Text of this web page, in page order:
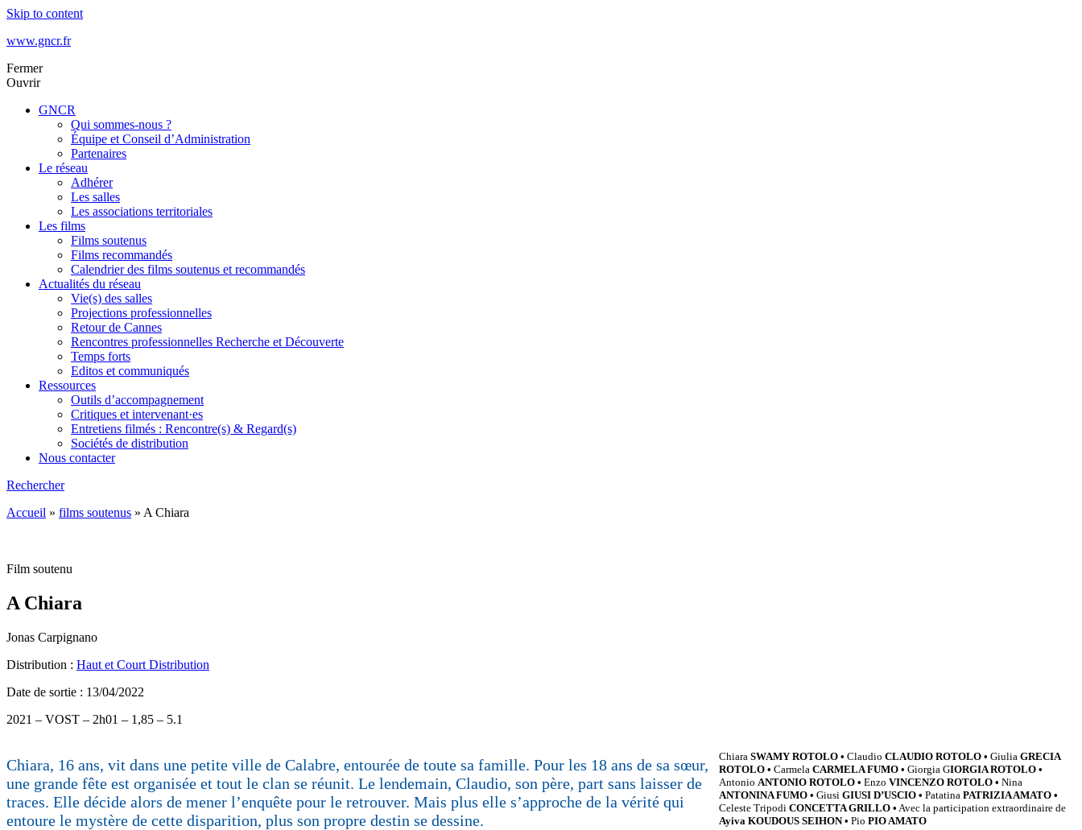
Skip to content
www.gncr.fr
Fermer
Ouvrir
GNCR
Qui sommes-nous ?
Équipe et Conseil d’Administration
Partenaires
Le réseau
Adhérer
Les salles
Les associations territoriales
Les films
Films soutenus
Films recommandés
Calendrier des films soutenus et recommandés
Actualités du réseau
Vie(s) des salles
Projections professionnelles
Retour de Cannes
Rencontres professionnelles Recherche et Découverte
Temps forts
Editos et communiqués
Ressources
Outils d’accompagnement
Critiques et intervenant·es
Entretiens filmés : Rencontre(s) & Regard(s)
Sociétés de distribution
Nous contacter
Rechercher
Accueil » films soutenus » A Chiara
Film soutenu
A Chiara
Jonas Carpignano
Distribution : Haut et Court Distribution
Date de sortie : 13/04/2022
2021 – VOST – 2h01 – 1,85 – 5.1
Chiara, 16 ans, vit dans une petite ville de Calabre, entourée de toute sa famille. Pour les 18 ans de sa sœur,
une grande fête est organisée et tout le clan se réunit. Le lendemain, Claudio, son père, part sans laisser de
traces. Elle décide alors de mener l’enquête pour le retrouver. Mais plus elle s’approche de la vérité qui
entoure le mystère de cette disparition, plus son propre destin se dessine.
ChiaraSWAMY ROTOLO • ClaudioCLAUDIO ROTOLO • GiuliaGRECIA
ROTOLO •CarmelaCARMELA FUMO • Giorgia GIORGIA ROTOLO •
Antonio ANTONIO ROTOLO • EnzoVINCENZO ROTOLO • Nina
ANTONINA FUMO • GiusiGIUSI D’USCIO • Patatina PATRIZIA AMATO •
Celeste TripodiCONCETTA GRILLO • Avec la participation extraordinaire de
Ayiva KOUDOUS SEIHON • PioPIO AMATO